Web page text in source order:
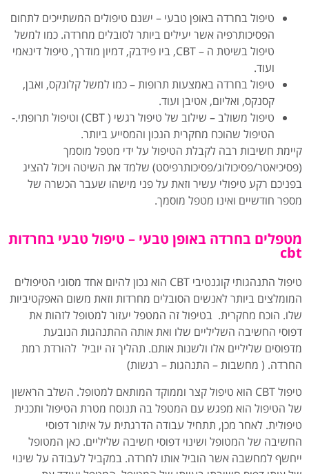
טיפול בחרדה באופן טבעי – ישנם טיפולים המשתייכים לתחום
הפסיכותרפיה אשר יעילים ביותר לסובלים מחרדה. כמו למשל
טיפול בשיטת ה – CBT, ביו פידבק, דמיון מודרך, טיפול דינאמי
ועוד.
טיפול בחרדה באמצעות תרופות – כמו למשל קלונקס, ואבן,
קסנקס, ואליום, אטיבן ועוד.
טיפול משולב – שילוב של טיפול רגשי ( CBT) וטיפול תרופתי.-
הטיפול שהוכח מחקרית הנכון והמסייע ביותר.
קיימת חשיבות רבה לקבלת הטיפול על ידי מטפל מוסמך
(פסיכיאטר/פסיכולוג/פסיכותרפיסט) שלמד את השיטה ויכול להציג
בפניכם רקע טיפולי עשיר וזאת על פני מישהו שעבר הכשרה של
מספר חודשיים ואינו מטפל מוסמך.
מטפלים בחרדה באופן טבעי – טיפול טבעי בחרדות
cbt
טיפול התנהגותי קוגנטיבי CBT הוא נכון להיום אחד מסוגי הטיפולים
המומלצים ביותר לאנשים הסובלים מחרדות וזאת משום האפקטיביות
שלו. הוכח מחקרית. בטיפול זה המטפל יעזור למטופל לזהות את
דפוסי החשיבה השליליים שלו ואת אותה ההתנהגות הנובעת
מדפוסים שליליים אלו ולשנות אותם. תהליך זה יוביל להורדת רמת
החרדה. ( מחשבות – התנהגות – רגשות)
טיפול CBT הוא טיפול קצר וממוקד המותאם למטופל. השלב הראשון
של הטיפול הוא מפגש עם המטפל בה תנוסח מטרת הטיפול ותכנית
טיפולית. לאחר מכן, תתחיל עבודה הדרגתית על איתור דפוסי
החשיבה של המטופל ושינוי דפוסי חשיבה שליליים. כאן המטופל
ייחשף למחשבה אשר הוביל אותו לחרדה. במקביל לעבודה על שינוי